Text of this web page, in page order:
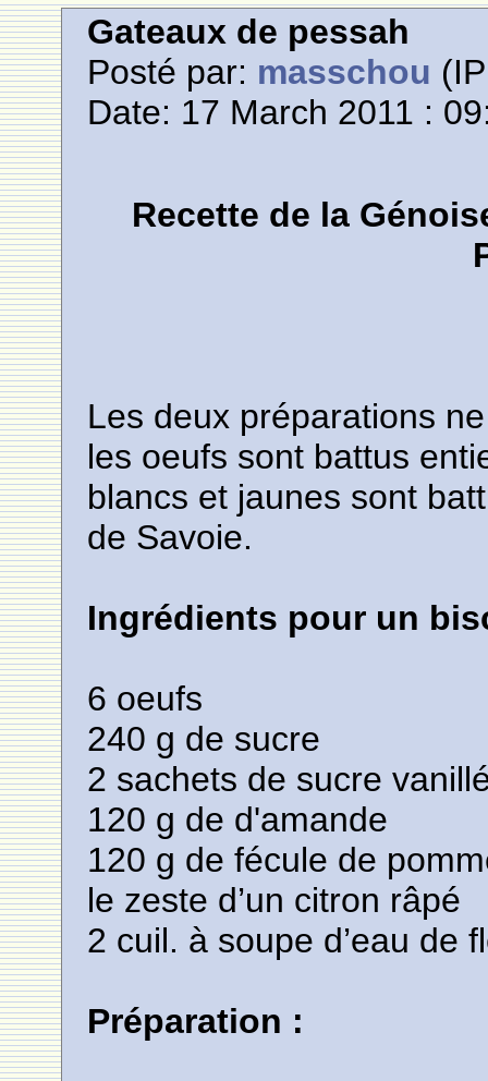
Gateaux de pessah
Posté par: masschou
Date: 17 March 2011 :
Recette de la
Les deux préparations
les oeufs sont battus
blancs et jaunes sont
de Savoie.
Ingrédients pour un
6 oeufs
240 g de sucre
2 sachets de sucre
120 g de d'amande
120 g de fécule de
le zeste d’un citron râpé
2 cuil. à soupe d’eau de
Préparation :